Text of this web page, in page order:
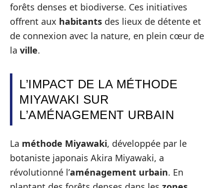
forêts denses et biodiverse. Ces initiatives
offrent aux habitants des lieux de détente et
de connexion avec la nature, en plein cœur de
la ville.
L’IMPACT DE LA MÉTHODE
MIYAWAKI SUR
L’AMÉNAGEMENT URBAIN
La méthode Miyawaki, développée par le
botaniste japonais Akira Miyawaki, a
révolutionné l’aménagement urbain. En